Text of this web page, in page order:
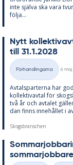
inte själva ska vara
följa...
Nytt
till 31.1.2028
Kategorier
Förhandlingarna
6 maj
Av­tals­par­ter­na har
kol­lek­tivav­tal för
två år och av­ta­let
dan fin­ns in­ne­hål­let i
Skogsbranschen